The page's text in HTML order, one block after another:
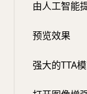
由人工智能
预览效果
强大的TTA